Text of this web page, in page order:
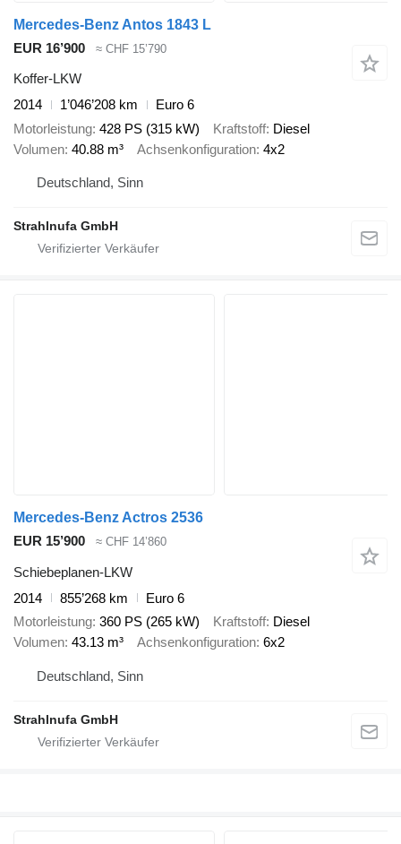
Mercedes-Benz Antos 1843 L
EUR 16’900
≈ CHF 15’790
Koffer-LKW
2014
1’046’208 km
Euro 6
Motorleistung 428 PS (315 kW) Kraftstoff Diesel
Volumen 40.88 m³ Achsenkonfiguration 4x2
Deutschland, Sinn
Strahlnufa GmbH
Mercedes-Benz Actros 2536
EUR 15’900
≈ CHF 14’860
Schiebeplanen-LKW
2014
855’268 km
Euro 6
Motorleistung 360 PS (265 kW) Kraftstoff Diesel
Volumen 43.13 m³ Achsenkonfiguration 6x2
Deutschland, Sinn
Strahlnufa GmbH